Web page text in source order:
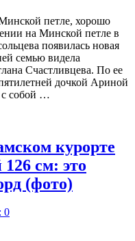
петле, хорошо
на Минской петле в
появилась новая
семью видела
Счастливцева. По ее
дочкой Ариной
с собой …
курорте
см: это
(фото)
0